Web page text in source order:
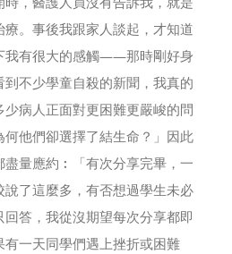
。事後我跟家人談起，才知道
我有很大的感觸——那時剛好身
不少學童自殺的新聞，我真的
病人正面對更困難更嚴峻的問
他們卻選擇了結生命？」因此
量應約︰「有次分享完畢，一
了這麼多，有否想過學生未必
答，我從沒期望每次分享都即
一天同學們遇上挫折或困難